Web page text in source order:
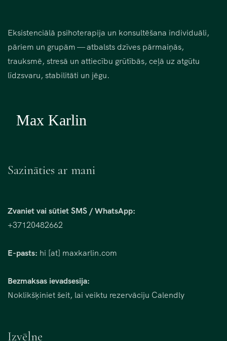
Eksistenciālā psihoterapija un konsultēšana individuāli,
pāriem un grupām — atbalsts dzīves pārmaiņās,
trauksmē, stresā un attiecību grūtībās, ceļā uz atgūtu
līdzsvaru, stabilitāti un jēgu.
Sazināties ar mani
Zvaniet vai sūtiet SMS / WhatsApp:
+37120482662
E-pasts: hi [at] maxkarlin.com
Bezmaksas ievadsesija:
Noklikšķiniet šeit, lai veiktu rezervāciju Calendly
Izvēlne